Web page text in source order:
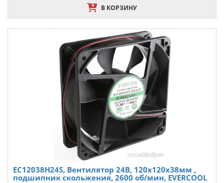
В КОРЗИНУ
EC12038H24S, Вентилятор 24В, 120х120х38мм ,
подшипник скольжения, 2600 об/мин, EVERCOOL